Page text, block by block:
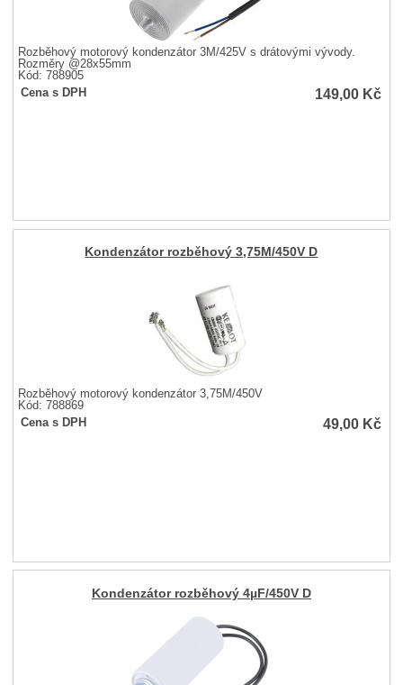
Rozběhový motorový kondenzátor 3M/425V s drátovými vývody.
Rozměry @28x55mm
Kód: 788905
Cena s DPH
149,00 Kč
Kondenzátor rozběhový 3,75M/450V D
Rozběhový motorový kondenzátor 3,75M/450V
Kód: 788869
Cena s DPH
49,00 Kč
Kondenzátor rozběhový 4µF/450V D